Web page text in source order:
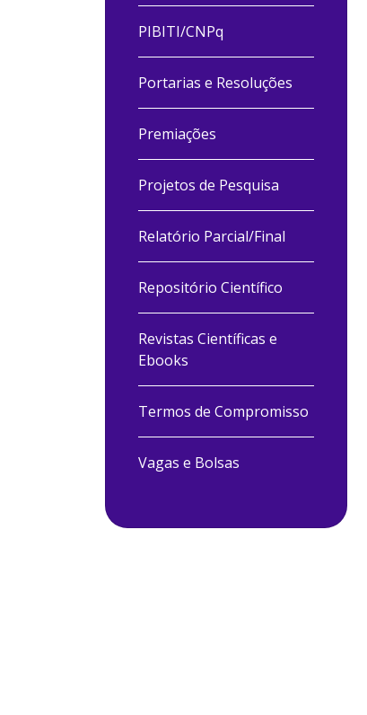
PIBITI/CNPq
Portarias e Resoluções
Premiações
Projetos de Pesquisa
Relatório Parcial/Final
Repositório Científico
Revistas Científicas e
Ebooks
Termos de Compromisso
Vagas e Bolsas